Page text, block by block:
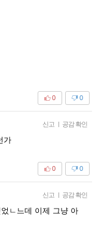
0
0
신고 | 공감 확인
가
0
0
신고 | 공감 확인
ㄴ느데 이제 그냥 아